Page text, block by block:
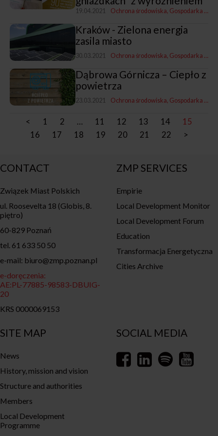
19.04.2021 Ochrona środowiska Gospodarka komunalna
Kraków - Zielona energia
zasila miasto
30.03.2021 Ochrona środowiska Gospodarka komunalna
Dąbrowa Górnicza – Ciepło z
powietrza
23.03.2021 Ochrona środowiska Gospodarka komunalna
< 1 2 … 11 12 13 14
15
16
17 18 19 20 21 22 >
SITE MAP
News
History, mission and vision
Structure and authorities
Members
Local Development
Programme
CONTACT
Związek Miast Polskich
ul. Roosevelta 18 (Globis, 8.
piętro)
60-829 Poznań
tel. 61 633 50 50
e-mail: biuro@zmp.poznan.pl
e-doręczenia:
AE:PL-77885-98583-DBUIG-
20
KRS 0000069153
ZMP SERVICES
Empirie
Local Development Monitor
Local Development Forum
Education
Transformacja Energetyczna
Cities Archive
SOCIAL MEDIA